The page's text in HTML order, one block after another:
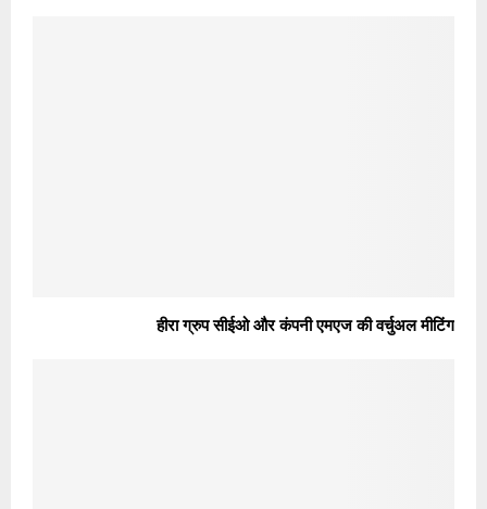
हीरा ग्रुप सीईओ और कंपनी एमएज की वर्चुअल मीटिंग